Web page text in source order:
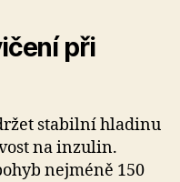
při
stabilní hladinu
na inzulin.
nejméně 150